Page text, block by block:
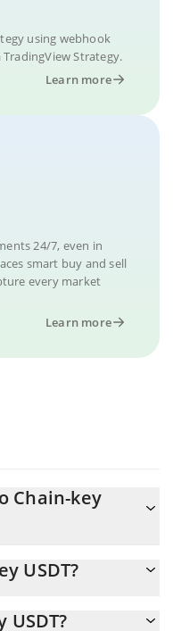
using webhook
Strategy.
Learn more
24/7, even in
smart buy and sell
every market
Learn more
Chain-key
USDT?